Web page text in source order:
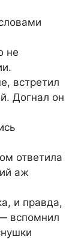
не
встретил
Догнал он
ответила
аж
и правда,
вспомнил